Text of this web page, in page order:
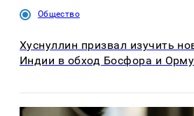
Общество
Хуснуллин призвал изучить
Индии в обход Босфора и